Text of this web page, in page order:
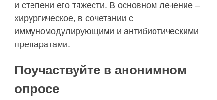
и степени его тяжести. В основном лечение –
хирургическое, в сочетании с
иммуномодулирующими и антибиотическими
препаратами.
Поучаствуйте в анонимном
опросе